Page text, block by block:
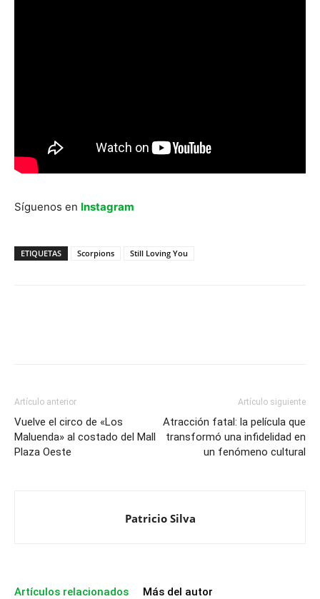
Síguenos en Instagram
ETIQUETAS Scorpions Still Loving You
Artículo anterior
Vuelve el circo de «Los
Maluenda» al costado del Mall
Plaza Oeste
Artículo siguiente
Atracción fatal: la película que
transformó una infidelidad en
un fenómeno cultural
Patricio Silva
Artículos relacionados Más del autor